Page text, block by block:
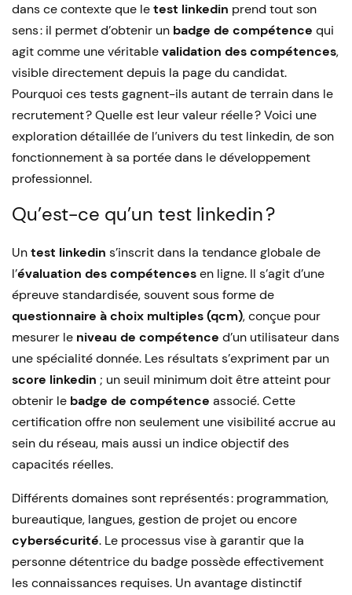
dans ce contexte que letest linkedin prend tout son
sens : il permet d’obtenir un badge de compétence qui
agit comme une véritablevalidation des compétences,
visible directement depuis la page du candidat.
Pourquoi ces tests gagnent-ils autant de terrain dans le
recrutement ? Quelle est leur valeur réelle ? Voici une
exploration détaillée de l’univers du test linkedin, de son
fonctionnement à sa portée dans le développement
professionnel.
Qu’est-ce qu’un test linkedin ?
Untest linkedin s’inscrit dans la tendance globale de
l’évaluation des compétencesen ligne. Il s’agit d’une
épreuve standardisée, souvent sous forme de
questionnaire à choix multiples (qcm), conçue pour
mesurer le niveau de compétence d’un utilisateur dans
une spécialité donnée. Les résultats s’expriment par un
score linkedin ; un seuil minimum doit être atteint pour
obtenir le badge de compétence associé. Cette
certification offre non seulement une visibilité accrue au
sein du réseau, mais aussi un indice objectif des
capacités réelles.
Différents domaines sont représentés : programmation,
bureautique, langues, gestion de projet ou encore
cybersécurité. Le processus vise à garantir que la
personne détentrice du badge possède effectivement
les connaissances requises. Un avantage distinctif